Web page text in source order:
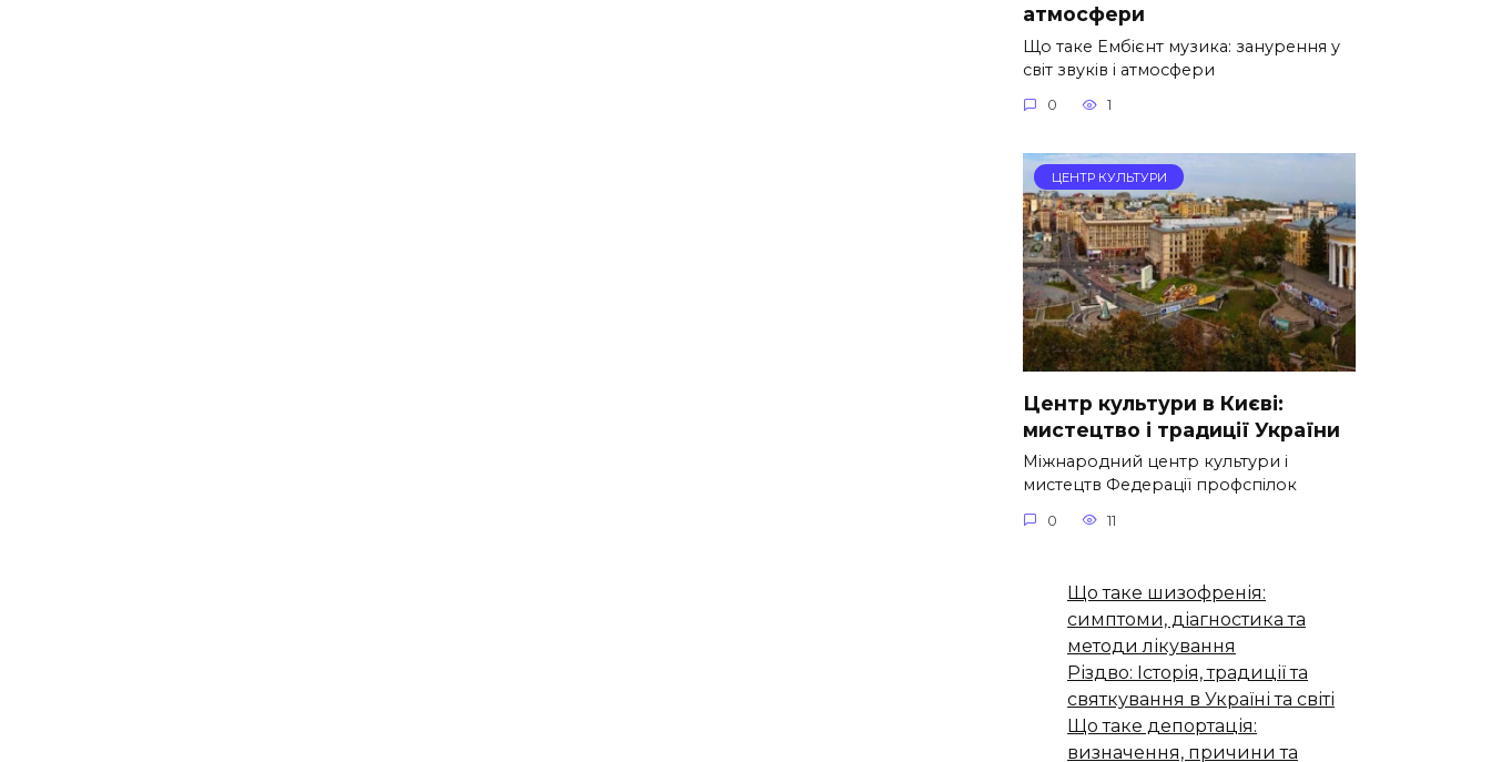
атмосфери
Що таке Ембієнт музика: занурення у
світ звуків і атмосфери
0 1
ЦЕНТР КУЛЬТУРИ
Центр культури в Києві:
мистецтво і традиції України
Міжнародний центр культури і
мистецтв Федерації профспілок
0 11
Що таке шизофренія:
симптоми, діагностика та
методи лікування
Різдво: Історія, традиції та
святкування в Україні та світі
Що таке депортація:
визначення, причини та